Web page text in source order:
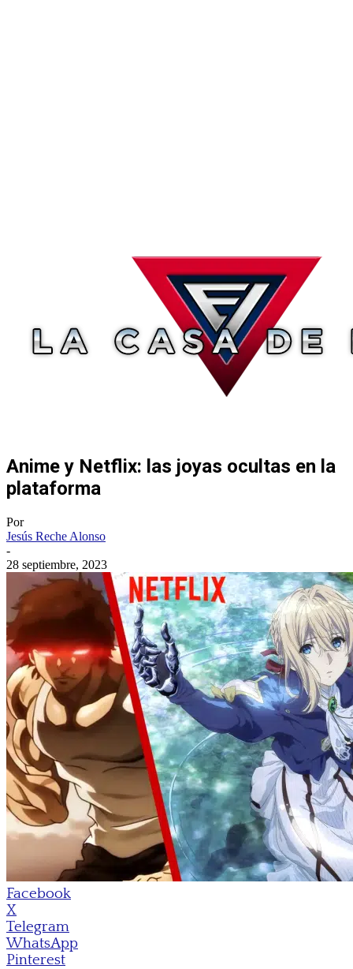
Anime y Netflix: las joyas ocultas en la
plataforma
Por
Jesús Reche Alonso
-
28 septiembre, 2023
Facebook
X
Telegram
WhatsApp
Pinterest